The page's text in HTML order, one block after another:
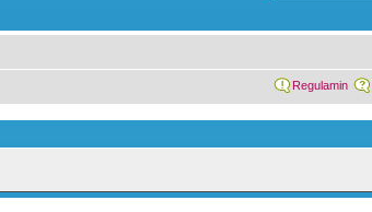
Regulamin